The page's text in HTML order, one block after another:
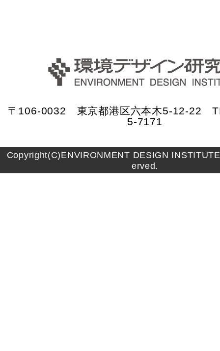
〒106-0032 東京都港区六本木5-12-22
5-7171
Copyright(C)ENVIRONMENT DESIGN
erved.